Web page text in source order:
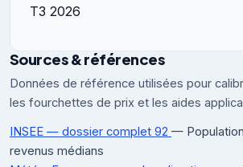
T3 2026
Sources & références
Données de référence utilisées pour
les fourchettes de prix et les aides
INSEE — dossier complet 92 —
revenus médians